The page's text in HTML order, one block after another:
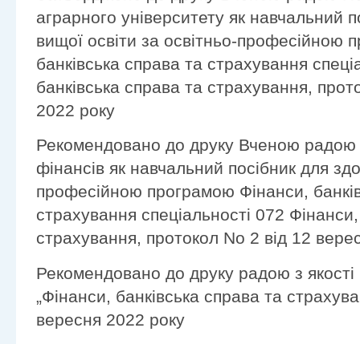
аграрного університету як навчальний
вищої освіти за освітньо-професійною
банківська справа та страхування
банківська справа та страхування,
2022 року
Рекомендовано до друку Вченою радою
фінансів як навчальний посібник для
професійною програмою Фінанси,
страхування спеціальності 072
страхування, протокол No 2 від 12
Рекомендовано до друку радою з якості
„Фінанси, банківська справа та
вересня 2022 року